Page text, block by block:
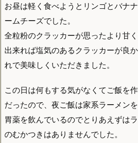
お昼は軽く食べようとリンゴとバナ
ームチーズでした。
全粒粉のクラッカーが思ったより甘く
出来れば塩気のあるクラッカーが良
れで美味しくいただきました。
この日は何もする気がなくてご飯を
だったので、夜ご飯は家系ラーメン
胃薬を飲んでいるのでとりあえずは
のむかつきはありませんでした。